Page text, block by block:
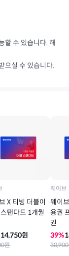
할 수 있습니다. 해
으실 수 있습니다.
X 티빙 더블이
탠다드 1개월
14,750원
원
웨이브
웨이
용권
권
39%
30,900